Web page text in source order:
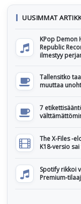
UUSIMMAT
KPop Demon
Republic
ilmestyy
Tallensitko
muuttaa
7
The X-Files -
K18-versio
Spotify rikkoi
Premium-